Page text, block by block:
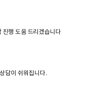
진행 도움 드리겠습니다
담이 쉬워집니다.